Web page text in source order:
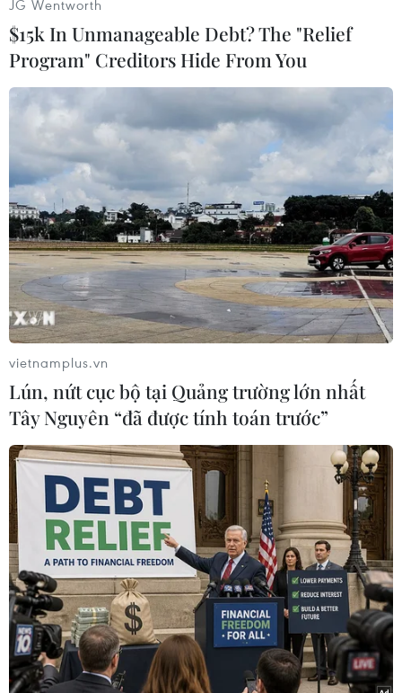
gen được lấy từ cơ thể củanhững người đến từ
Iceland, kết quả nghiên cứu đã khẳng định
thêm cho phát hiệntrên./.
Ngọc Thúy (Vietnam+)
#Anh #Loại gen #Béo phì #Mỡ
#Cân nặng
#Tiểu đường
Anh
Theo dõi VietnamPlus
JG Wentworth
$15k In Unmanageable Debt? The "Relief
Program" Creditors Hide From You
vietnamplus.vn
Lún, nứt cục bộ tại Quảng trường lớn nhất
Tây Nguyên “đã được tính toán trước”